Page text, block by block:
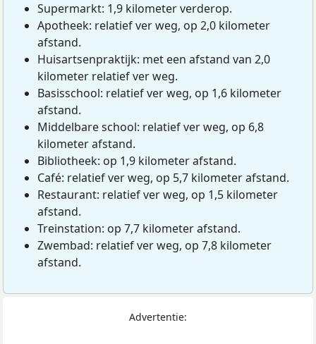
Supermarkt: 1,9 kilometer verderop.
Apotheek: relatief ver weg, op 2,0 kilometer
afstand.
Huisartsenpraktijk: met een afstand van 2,0
kilometer relatief ver weg.
Basisschool: relatief ver weg, op 1,6 kilometer
afstand.
Middelbare school: relatief ver weg, op 6,8
kilometer afstand.
Bibliotheek: op 1,9 kilometer afstand.
Café: relatief ver weg, op 5,7 kilometer afstand.
Restaurant: relatief ver weg, op 1,5 kilometer
afstand.
Treinstation: op 7,7 kilometer afstand.
Zwembad: relatief ver weg, op 7,8 kilometer
afstand.
Advertentie: